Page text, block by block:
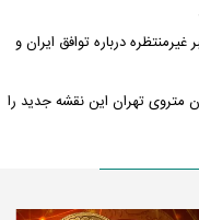
احتمال اسارت مجتبی و مصطفی
درباره توافق ایران و
متروی تهران این نقشه جدید را